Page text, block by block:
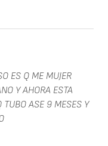
ES Q ME MUJER
Y AHORA ESTA
TUBO ASE 9 MESES Y